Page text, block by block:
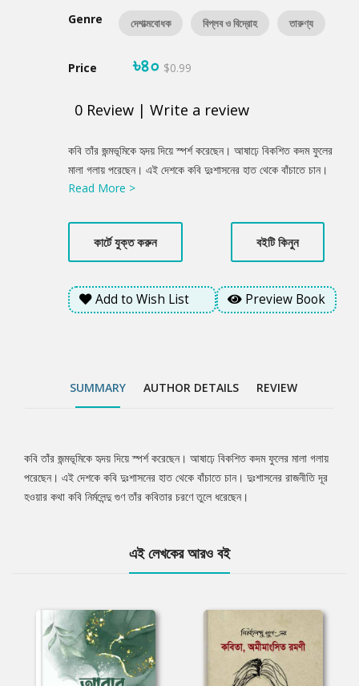
Genre দেশাত্মবোধক বিপ্লব ও বিদ্রোহ তারুণ্য
Price ৳৪০ $0.99
0 Review | Write a review
Product
Summery
কবি তাঁর জন্মভূমিকে হৃদয় দিয়ে স্পর্শ করেছেন। আষাঢ়ে বিকশিত কদম ফুলের
মালা গলায় পরেছেন। এই দেশকে কবি দুঃশাসনের হাত থেকে বাঁচাতে চান।
দুঃশাসনের রাজনীতি দূর হওয়ার কথা কবি নির্মলেন্দু গুণ তাঁর কবিতার চরণে তুলে
Read More >
কার্টে যুক্ত করুন বইটি কিনুন
Add to Wish List Preview Book
SUMMARY AUTHOR DETAILS REVIEW
Tab
Article
কবি তাঁর জন্মভূমিকে হৃদয় দিয়ে স্পর্শ করেছেন। আষাঢ়ে বিকশিত কদম ফুলের মালা গলায়
পরেছেন। এই দেশকে কবি দুঃশাসনের হাত থেকে বাঁচাতে চান। দুঃশাসনের রাজনীতি দূর
হওয়ার কথা কবি নির্মলেন্দু গুণ তাঁর কবিতার চরণে তুলে ধরেছেন।
এই লেখকের আরও বই